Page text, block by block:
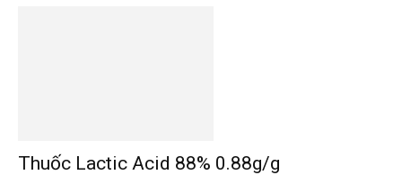
Thuốc Lactic Acid 88% 0.88g/g